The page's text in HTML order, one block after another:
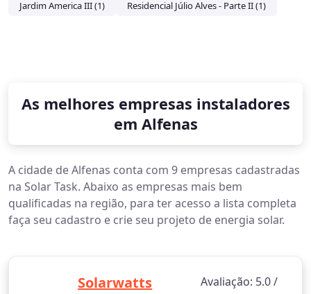
Jardim America III (1) Residencial Júlio Alves - Parte II (1)
As melhores empresas instaladores
em Alfenas
A cidade de Alfenas conta com 9 empresas cadastradas
na Solar Task. Abaixo as empresas mais bem
qualificadas na região, para ter acesso a lista completa
faça seu cadastro e crie seu projeto de energia solar.
Solarwatts
Avaliação: 5.0 /